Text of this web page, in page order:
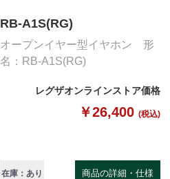
RB-A1S(RG)
オープンイヤー型イヤホン 形
名：RB-A1S(RG)
レグザオンラインストア価格
￥26,400 (税込)
在庫：あり 商品の詳細・仕様